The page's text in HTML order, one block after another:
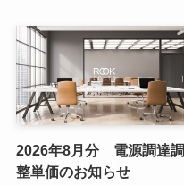
2026年8月分 電源調達調
整単価のお知らせ